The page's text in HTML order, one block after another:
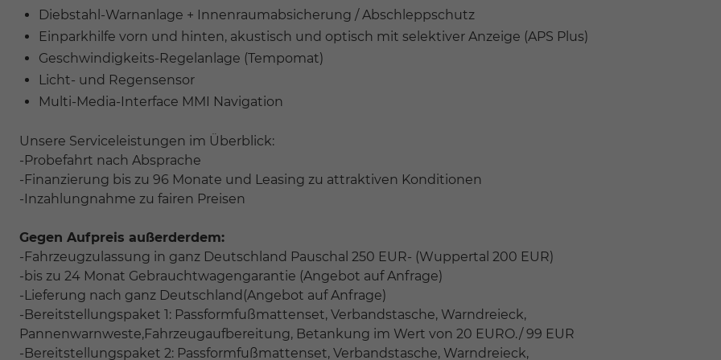
Diebstahl-Warnanlage + Innenraumabsicherung / Abschleppschutz
Einparkhilfe vorn und hinten, akustisch und optisch mit selektiver Anzeige (APS Plus)
Geschwindigkeits-Regelanlage (Tempomat)
Licht- und Regensensor
Multi-Media-Interface MMI Navigation
Unsere Serviceleistungen im Überblick:
-Probefahrt nach Absprache
-Finanzierung bis zu 96 Monate und Leasing zu attraktiven Konditionen
-Inzahlungnahme zu fairen Preisen
Gegen Aufpreis außerderdem:
-Fahrzeugzulassung in ganz Deutschland Pauschal 250 EUR- (Wuppertal 200 EUR)
-bis zu 24 Monat Gebrauchtwagengarantie (Angebot auf Anfrage)
-Lieferung nach ganz Deutschland(Angebot auf Anfrage)
-Bereitstellungspaket 1: Passformfußmattenset, Verbandstasche, Warndreieck,
Pannenwarnweste,Fahrzeugaufbereitung, Betankung im Wert von 20 EURO./ 99 EUR
-Bereitstellungspaket 2: Passformfußmattenset, Verbandstasche, Warndreieck,